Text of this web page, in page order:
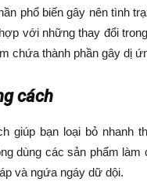
phổ biến gây nên tình
với những thay đổi
chứa thành phần gây dị
cách
giúp bạn loại bỏ nhanh
dùng các sản phẩm
và ngứa ngáy dữ dội.